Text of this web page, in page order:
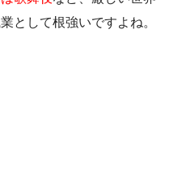
として根強いですよね。